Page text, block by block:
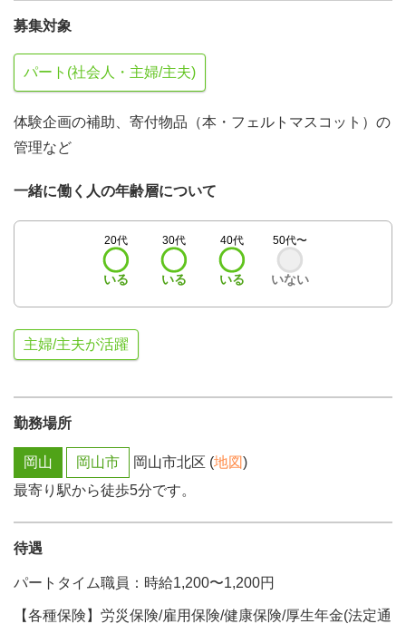
募集対象
パート(社会人・主婦/主夫)
体験企画の補助、寄付物品（本・フェルトマスコット）の
管理など
一緒に働く人の年齢層について
20代
いる
30代
いる
40代
いる
50代〜
いない
主婦/主夫が活躍
勤務場所
岡山 岡山市 岡山市北区 (地図)
最寄り駅から徒歩5分です。
待遇
パートタイム職員：時給1,200〜1,200円
【各種保険】労災保険/雇用保険/健康保険/厚生年金(法定通